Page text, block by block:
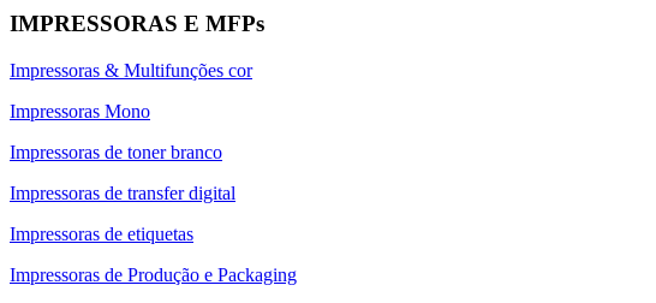
IMPRESSORAS E MFPs
Impressoras & Multifunções cor
Impressoras Mono
Impressoras de toner branco
Impressoras de transfer digital
Impressoras de etiquetas
Impressoras de Produção e Packaging